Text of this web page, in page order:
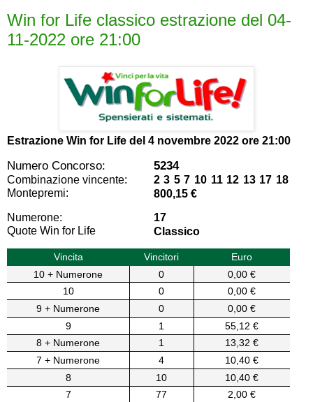
Win for Life classico estrazione del 04-
11-2022 ore 21:00
Estrazione Win for Life del 4 novembre 2022 ore 21:00
Numero Concorso: 5234
Combinazione vincente:
2 3 5 7 10 11 12 13 17 18
Montepremi:
800,15 €
Numerone:
17
Quote Win for Life
Classico
Vincita Vincitori
Euro
10 + Numerone
0
0,00 €
10
0
0,00 €
9 + Numerone
0
0,00 €
9
1
55,12 €
8 + Numerone
1
13,32 €
7 + Numerone
4
10,40 €
8
10
10,40 €
7
77
2,00 €